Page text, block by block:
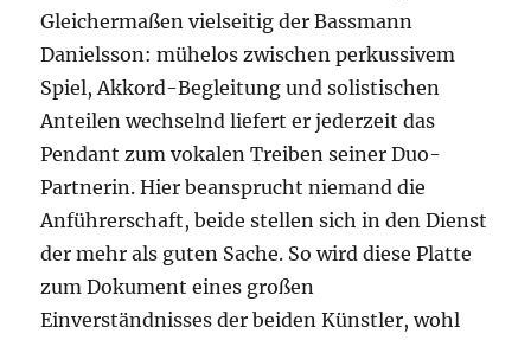
Gleichermaßen vielseitig der Bassmann
Danielsson: mühelos zwischen perkussivem
Spiel, Akkord-Begleitung und solistischen
Anteilen wechselnd liefert er jederzeit das
Pendant zum vokalen Treiben seiner Duo-
Partnerin. Hier beansprucht niemand die
Anführerschaft, beide stellen sich in den Dienst
der mehr als guten Sache. So wird diese Platte
zum Dokument eines großen
Einverständnisses der beiden Künstler, wohl